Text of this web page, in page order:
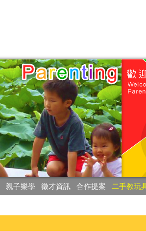
親子樂學 徵才資訊 合作提案
二手教玩